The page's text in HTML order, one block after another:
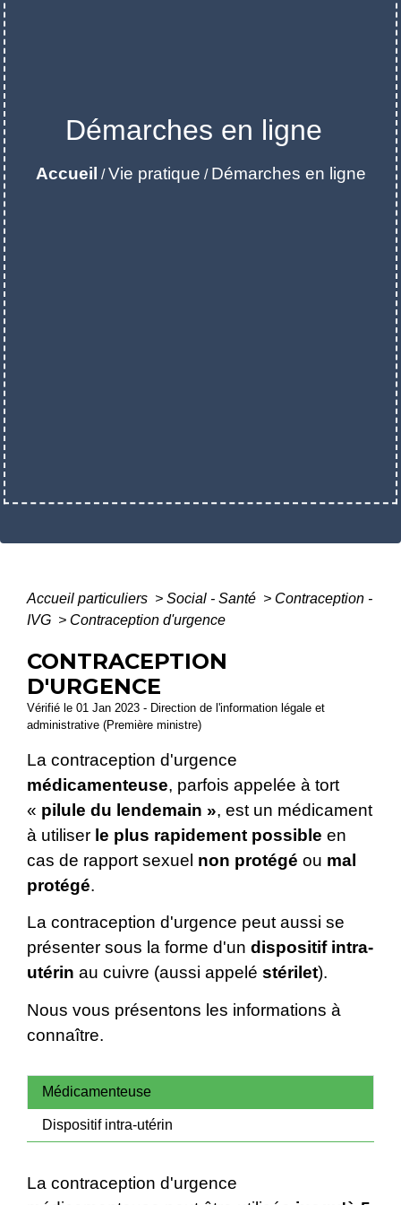
Démarches en ligne
Accueil /Vie pratique / Démarches en ligne
Accueil particuliers > Social - Santé > Contraception -
IVG > Contraception d'urgence
CONTRACEPTION
D'URGENCE
Vérifié le 01 Jan 2023 - Direction de l'information légale et
administrative (Première ministre)
La contraception d'urgence
médicamenteuse, parfois appelée à tort
« pilule du lendemain », est un médicament
à utiliser le plus rapidement possible en
cas de rapport sexuel non protégé ou mal
protégé.
La contraception d'urgence peut aussi se
présenter sous la forme d'un dispositif intra-
utérin au cuivre (aussi appelé stérilet).
Nous vous présentons les informations à
connaître.
Médicamenteuse
Dispositif intra-utérin
La contraception d'urgence